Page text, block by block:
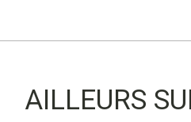
AILLEURS